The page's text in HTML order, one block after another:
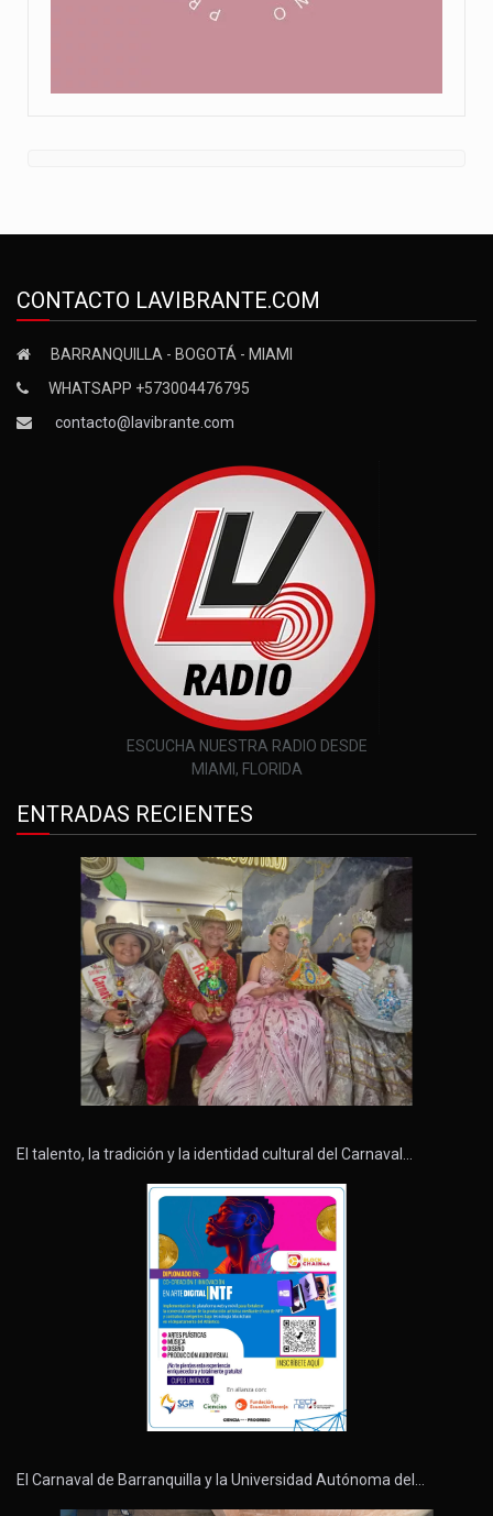
CONTACTO LAVIBRANTE.COM
BARRANQUILLA - BOGOTÁ - MIAMI
WHATSAPP +573004476795
contacto@lavibrante.com
ESCUCHA NUESTRA RADIO DESDE
MIAMI, FLORIDA
ENTRADAS RECIENTES
El talento, la tradición y la identidad cultural del Carnaval…
El Carnaval de Barranquilla y la Universidad Autónoma del…